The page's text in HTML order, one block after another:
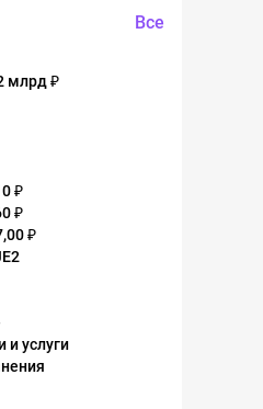
Все
млрд ₽
₽
₽
₽
и услуги